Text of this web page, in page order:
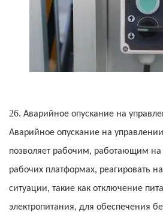
26. Аварийное опускание на
Аварийное опускание на
позволяет рабочим, работающим
рабочих платформах, реагировать
ситуации, такие как отключение
электропитания, для обеспечения